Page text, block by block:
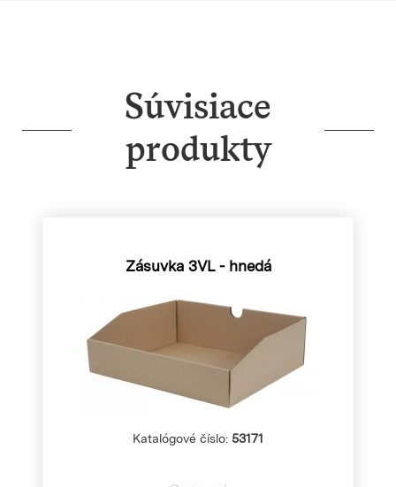
Súvisiace
produkty
Zásuvka 3VL - hnedá
Katalógové číslo: 53171